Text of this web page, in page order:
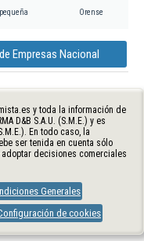
pequeña Orense
Empresas Nacional
y toda la información de
D&B S.A.U. (S.M.E.) y es
En todo caso, la
ser tenida en cuenta sólo
decisiones comerciales
Generales
de cookies